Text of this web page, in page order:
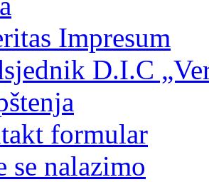
Impresum
D.I.C
formular
se nalazimo